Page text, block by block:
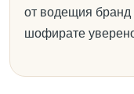
от водещия бранд
шофирате